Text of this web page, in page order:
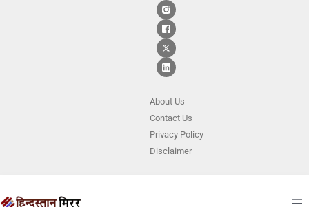
About Us
ContactUs
Privacy Policy
Disclaimer